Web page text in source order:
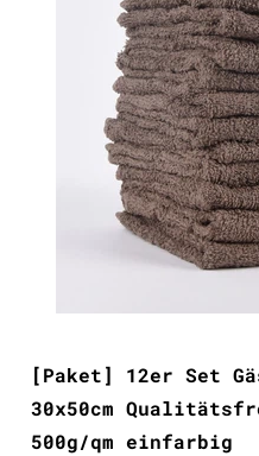
[Paket] 12er Set
30x50cm
500g/qm einfarbig